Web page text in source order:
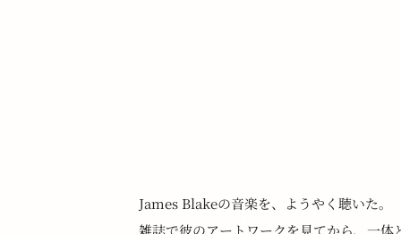
James Blakeの音楽を、ようやく聴いた。